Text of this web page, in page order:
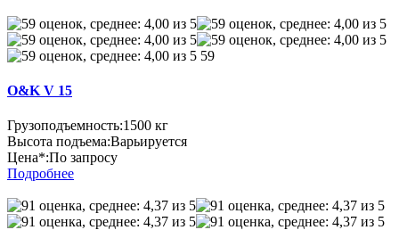
59
O&K V 15
Грузоподъемность:1500 кг
Высота подъема:Варьируется
Цена*:По запросу
Подробнее